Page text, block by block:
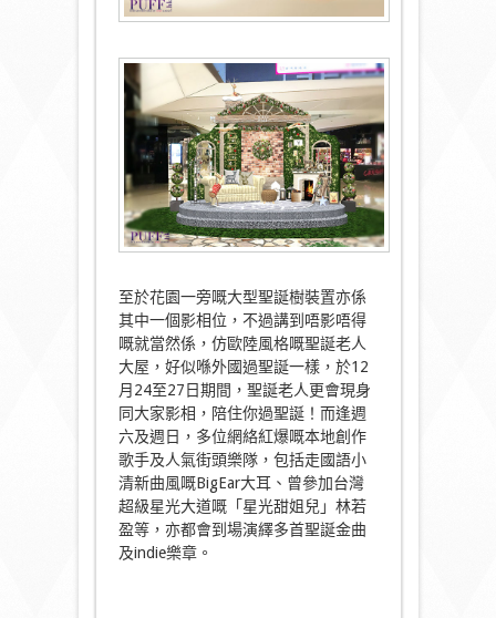
至於花園一旁嘅大型聖誕樹裝置亦係
其中一個影相位，不過講到唔影唔得
嘅就當然係，仿歐陸風格嘅聖誕老人
大屋，好似喺外國過聖誕一樣，於12
月24至27日期間，聖誕老人更會現身
同大家影相，陪住你過聖誕！而逢週
六及週日，多位網絡紅爆嘅本地創作
歌手及人氣街頭樂隊，包括走國語小
清新曲風嘅BigEar大耳、曾參加台灣
超級星光大道嘅「星光甜姐兒」林若
盈等，亦都會到場演繹多首聖誕金曲
及indie樂章。